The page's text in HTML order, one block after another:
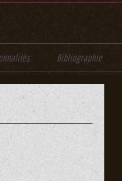
Bibliographie